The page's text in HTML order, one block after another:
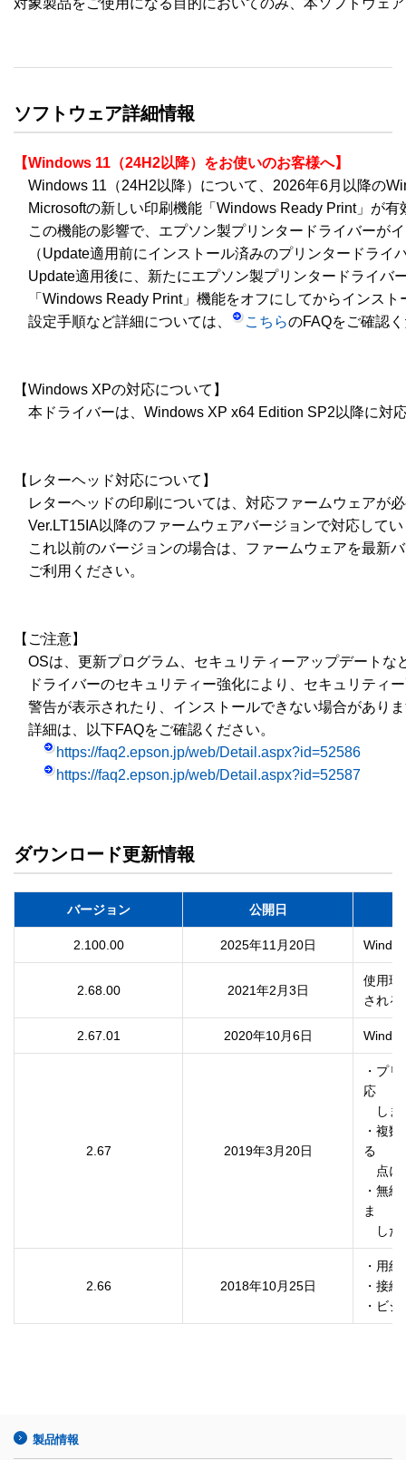
対象製品をご使用になる目的においてのみ、本ソフトウェ
ソフトウェア詳細情報
【Windows 11（24H2以降）をお使いのお客様へ】
Windows 11（24H2以降）について、2026年6月以降の
Microsoftの新しい印刷機能「Windows Ready Print」が有
この機能の影響で、エプソン製プリンタードライバーが
（Update適用前にインストール済みのプリンタードライ
Update適用後に、新たにエプソン製プリンタードライバ
「Windows Ready Print」機能をオフにしてからインスト
設定手順など詳細については、
こちらのFAQをご確認
【Windows XPの対応について】
本ドライバーは、Windows XP x64 Edition SP2以降に対
【レターヘッド対応について】
レターヘッドの印刷については、対応ファームウェアが
Ver.LT15IA以降のファームウェアバージョンで対応して
これ以前のバージョンの場合は、ファームウェアを最新
ご利用ください。
【ご注意】
OSは、更新プログラム、セキュリティーアップデートな
ドライバーのセキュリティー強化により、セキュリティ
警告が表示されたり、インストールできない場合があり
詳細は、以下FAQをご確認ください。
https://faq2.epson.jp/web/Detail.aspx?id=52586
https://faq2.epson.jp/web/Detail.aspx?id=52587
ダウンロード更新情報
バージョン 公開日
2.100.00 2025年11月20日
2.68.00 2021年2月3日
使用環
される
2.67.01 2020年10月6日
2.67 2019年3月20日
・プ
応
しま
・複
る
点に
・無
ま
した
2.66 2018年10月25日
・用
・接
・ビ
製品情報